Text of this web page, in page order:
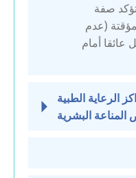
تؤكد صفة
(عدم
عائقا أمام
الرعاية الطبية
البشرية